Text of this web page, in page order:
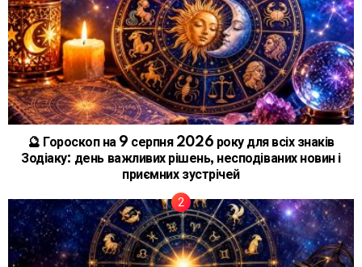
🔮 Гороскоп на 9 серпня 2026 року для всіх знаків
Зодіаку: день важливих рішень, несподіваних новин і
приємних зустрічей